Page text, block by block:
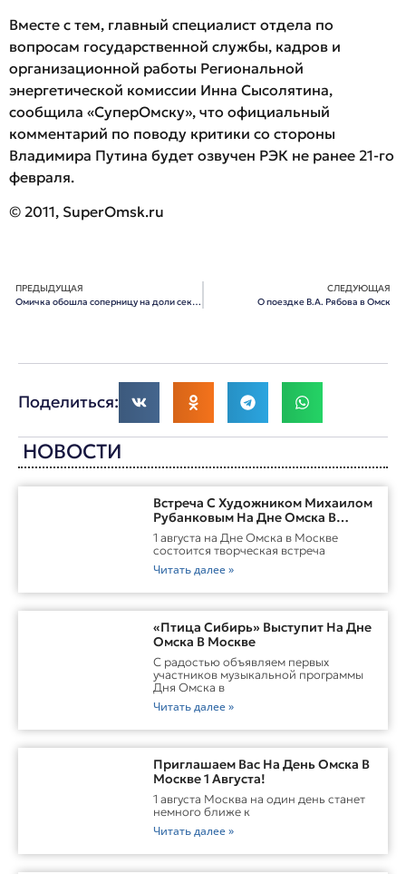
Вместе с тем, главный специалист отдела по
вопросам государственной службы, кадров и
организационной работы Региональной
энергетической комиссии Инна Сысолятина,
сообщила «СуперОмску», что официальный
комментарий по поводу критики со стороны
Владимира Путина будет озвучен РЭК не ранее 21-го
февраля.
© 2011, SuperOmsk.ru
ПРЕДЫДУЩАЯ
Омичка обошла соперницу на доли секунды
СЛЕДУЮЩАЯ
О поездке В.А. Рябова в Омск
Поделиться:
НОВОСТИ
Встреча С Художником Михаилом
Рубанковым На Дне Омска В
Москве
1 августа на Дне Омска в Москве
состоится творческая встреча
Читать далее »
«Птица Сибирь» Выступит На Дне
Омска В Москве
С радостью объявляем первых
участников музыкальной программы
Дня Омска в
Читать далее »
Приглашаем Вас На День Омска В
Москве 1 Августа!
1 августа Москва на один день станет
немного ближе к
Читать далее »